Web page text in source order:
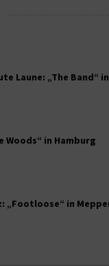
Laune: „The Band“
Woods“ in Hamburg
„Footloose“ in